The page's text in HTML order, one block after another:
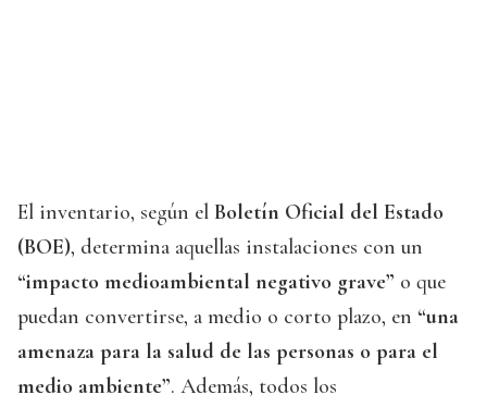
El inventario, según el Boletín Oficial del Estado
(BOE), determina aquellas instalaciones con un
“impacto medioambiental negativo grave” o que
puedan convertirse, a medio o corto plazo, en “una
amenaza para la salud de las personas o para el
medio ambiente”. Además, todos los